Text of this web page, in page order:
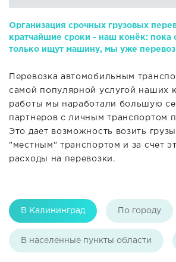
Организация срочных грузовых
кратчайшие сроки - наш конёк: пока
только ищут машину, мы уже
Перевозка автомобильным
самой популярной услугой наших
работы мы наработали большую
партнеров с личным транспортом
Это дает возможность возить
"местным" транспортом и за счет
расходы на перевозки.
В Калининград По городу
В населенные пункты области